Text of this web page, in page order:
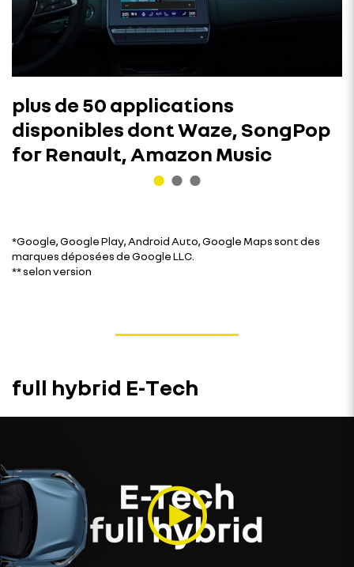
plus de 50 applications
disponibles dont Waze, SongPop
for Renault, Amazon Music
*Google, Google Play, Android Auto, Google Maps sont des
marques déposées de Google LLC.
** selon version
full hybrid E-Tech